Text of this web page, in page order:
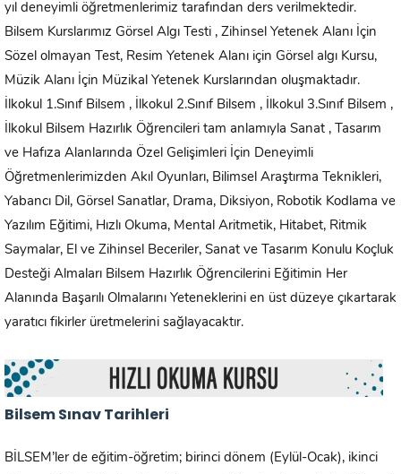
yıl deneyimli öğretmenlerimiz tarafından ders verilmektedir.
Bilsem Kurslarımız Görsel Algı Testi , Zihinsel Yetenek Alanı İçin
Sözel olmayan Test, Resim Yetenek Alanı için Görsel algı Kursu,
Müzik Alanı İçin Müzikal Yetenek Kurslarından oluşmaktadır.
İlkokul 1.Sınıf Bilsem , İlkokul 2.Sınıf Bilsem , İlkokul 3.Sınıf Bilsem ,
İlkokul Bilsem Hazırlık Öğrencileri tam anlamıyla Sanat , Tasarım
ve Hafıza Alanlarında Özel Gelişimleri İçin Deneyimli
Öğretmenlerimizden Akıl Oyunları, Bilimsel Araştırma Teknikleri,
Yabancı Dil, Görsel Sanatlar, Drama, Diksiyon, Robotik Kodlama ve
Yazılım Eğitimi, Hızlı Okuma, Mental Aritmetik, Hitabet, Ritmik
Saymalar, El ve Zihinsel Beceriler, Sanat ve Tasarım Konulu Koçluk
Desteği Almaları Bilsem Hazırlık Öğrencilerini Eğitimin Her
Alanında Başarılı Olmalarını Yeteneklerini en üst düzeye çıkartarak
yaratıcı fikirler üretmelerini sağlayacaktır.
Bilsem Sınav Tarihleri
BİLSEM’ler de eğitim-öğretim; birinci dönem (Eylül-Ocak), ikinci